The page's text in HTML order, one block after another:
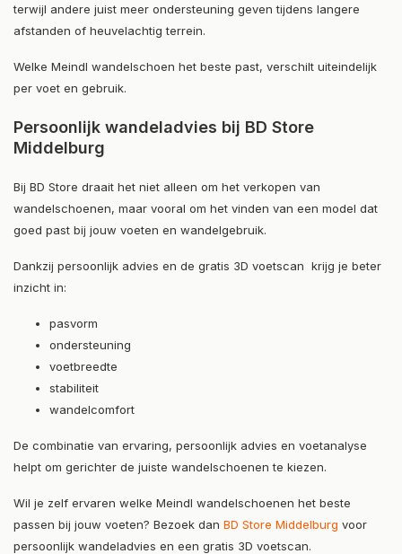
terwijl andere juist meer ondersteuning geven tijdens langere
afstanden of heuvelachtig terrein.
Welke Meindl wandelschoen het beste past, verschilt uiteindelijk
per voet en gebruik.
Persoonlijk wandeladvies bij BD Store
Middelburg
Bij BD Store draait het niet alleen om het verkopen van
wandelschoenen, maar vooral om het vinden van een model dat
goed past bij jouw voeten en wandelgebruik.
Dankzij persoonlijk advies en de gratis 3D voetscan krijg je beter
inzicht in:
pasvorm
ondersteuning
voetbreedte
stabiliteit
wandelcomfort
De combinatie van ervaring, persoonlijk advies en voetanalyse
helpt om gerichter de juiste wandelschoenen te kiezen.
Wil je zelf ervaren welke Meindl wandelschoenen het beste
passen bij jouw voeten? Bezoek dan BD Store Middelburg voor
persoonlijk wandeladvies en een gratis 3D voetscan.